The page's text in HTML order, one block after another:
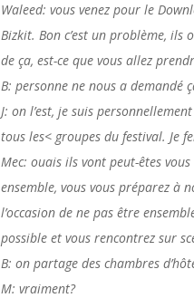
Waleed: vous venez pour le
Bizkit. Bon c’est un problème,
de ça, est-ce que vous allez
B: personne ne nous a demandé
J: on l’est, je suis
tous les< groupes du festival. Je
Mec: ouais ils vont peut-êtes
ensemble, vous vous préparez à
l’occasion de ne pas être
possible et vous rencontrez sur
B: on partage des chambres
M: vraiment?